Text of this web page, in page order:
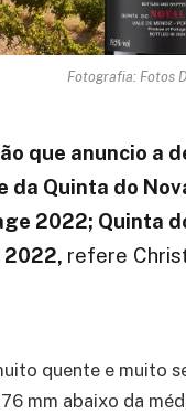
Fotografia: Fotos
que anuncio a
da Quinta do
2022; Quinta
2022, refere
quente e muito
mm abaixo da